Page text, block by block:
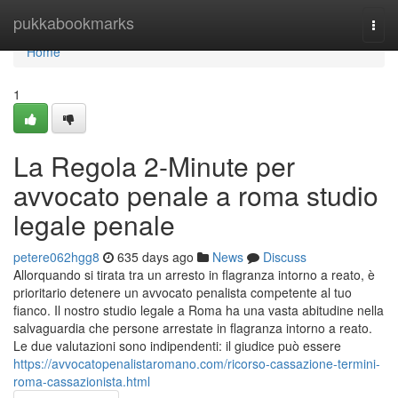
pukkabookmarks
Home
Home
1
La Regola 2-Minute per
avvocato penale a roma studio
legale penale
petere062hgg8 635 days ago News
Discuss
Allorquando si tirata tra un arresto in flagranza intorno a reato, è
prioritario detenere un avvocato penalista competente al tuo
fianco. Il nostro studio legale a Roma ha una vasta abitudine nella
salvaguardia che persone arrestate in flagranza intorno a reato.
Le due valutazioni sono indipendenti: il giudice può essere
https://avvocatopenalistaromano.com/ricorso-cassazione-termini-
roma-cassazionista.html